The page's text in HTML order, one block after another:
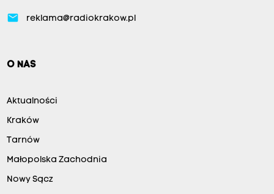
email reklama@radiokrakow.pl
O NAS
Aktualności
Kraków
Tarnów
Małopolska Zachodnia
Nowy Sącz